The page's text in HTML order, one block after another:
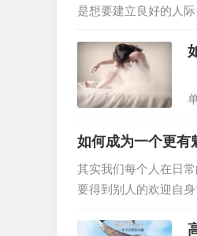
是想要建立良好的人际关
人的话。 鹦鹉学舌虽然可爱，可若是听久了，难免觉得枯燥无趣。如果总是解释或重复他人说过的话，比如人家说“这
部电视真好看”,你也
如何成为一个更有
其实我们每个人在日
要得到别人的欢迎自身需
人，以责人之心责己
来自省。与人交往的